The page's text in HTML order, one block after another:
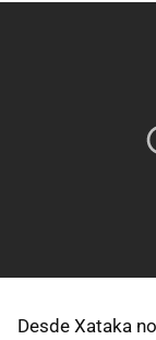
Desde Xataka